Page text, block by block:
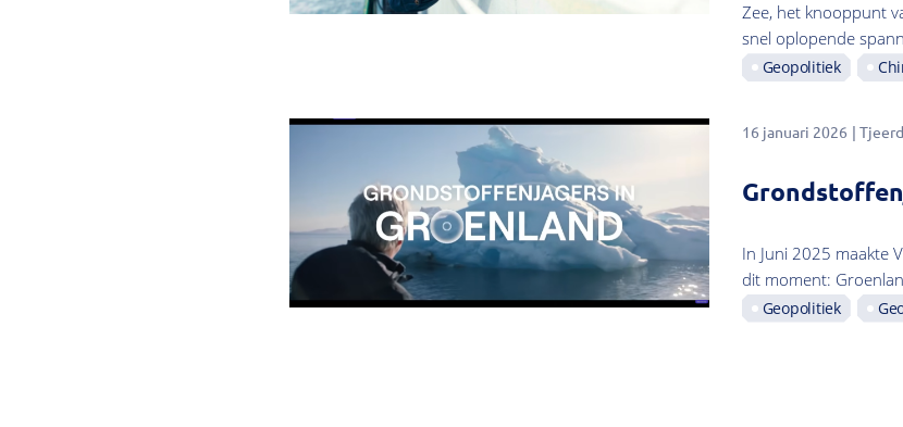
Zee, het knooppunt
snel oplopende
Geopolitiek
16 januari 2026
In Juni 2025 maakte
dit moment:
Geopolitiek